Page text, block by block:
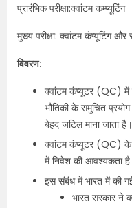
प्रारंभिक परीक्षा:क्वांटम कम्प्यूटिंग
मुख्य परीक्षा: क्वांटम कंप्यूटिंग और
विवरण:
क्वांटम कंप्यूटर (QC)
भौतिकी के समुचित प्रयोग
बेहद जटिल माना जाता है।
क्वांटम कंप्यूटर (QC) के
में निवेश की आवश्यकता
इस संबंध में भारत में की
भारत सरकार ने